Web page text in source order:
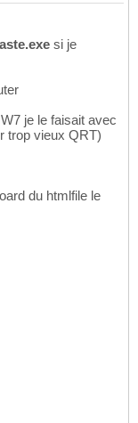
si je
je le faisait avec
trop vieux QRT)
du htmlfile le